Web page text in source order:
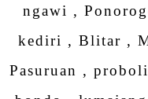
ngawi ,
kediri , Blitar ,
Pasuruan ,